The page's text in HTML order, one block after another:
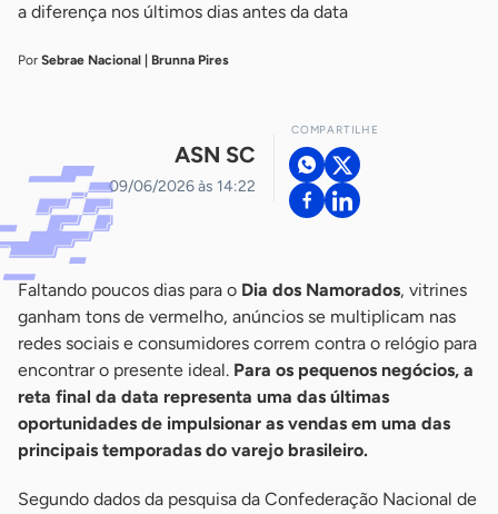
a diferença nos últimos dias antes da data
Por Sebrae Nacional | Brunna Pires
ASN SC
09/06/2026 às 14:22
COMPARTILHE
Faltando poucos dias para o Dia dos Namorados, vitrines
ganham tons de vermelho, anúncios se multiplicam nas
redes sociais e consumidores correm contra o relógio para
encontrar o presente ideal. Para os pequenos negócios, a
reta final da data representa uma das últimas
oportunidades de impulsionar as vendas em uma das
principais temporadas do varejo brasileiro.
Segundo dados da pesquisa da Confederação Nacional de